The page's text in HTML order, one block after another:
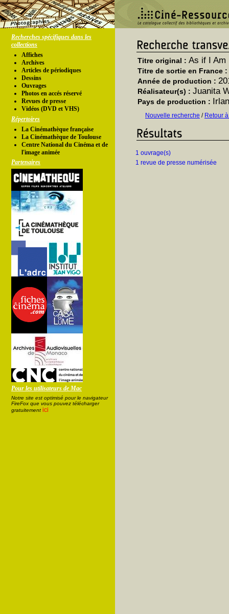
Recherches spécifiques dans les
collections
Affiches
Archives
Articles de périodiques
Dessins
Ouvrages
Photos en accés réservé
Revues de presse
Vidéos (DVD et VHS)
Répertoires
La Cinémathèque française
La Cinémathèque de Toulouse
Centre National du Cinéma et de
l'image animée
Partenaires
Pour les utilisateurs de Mac
Notre site est optimisé pour le navigateur
FireFox que vous pouvez télécharger
gratuitement ici
Titre original : As if I Am
Titre de sortie en France :
Année de production :
Réalisateur(s) : Juanita
Pays de production :
Nouvelle recherche / Retour
1 ouvrage(s)
1 revue de presse numérisée